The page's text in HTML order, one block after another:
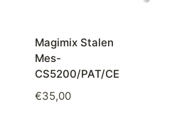
Magimix Stalen
Mes-
CS5200/PAT/CE
€35,00